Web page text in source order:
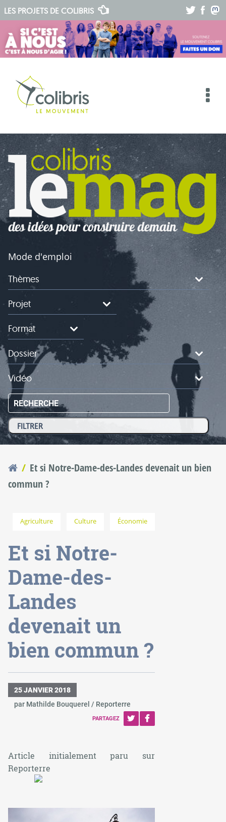
LES PROJETS DE COLIBRIS
Mode d'emploi
Thèmes
Projet
Format
Dossier
Vidéo
RECHERCHE
Vous êtes ici
Et si Notre-Dame-des-Landes devenait un bien
commun ?
Agriculture Culture Économie
Et si Notre-
Dame-des-
Landes
devenait un
bien commun ?
25 JANVIER 2018
par Mathilde Bouquerel / Reporterre
PARTAGEZ
Article initialement paru sur
Reporterre